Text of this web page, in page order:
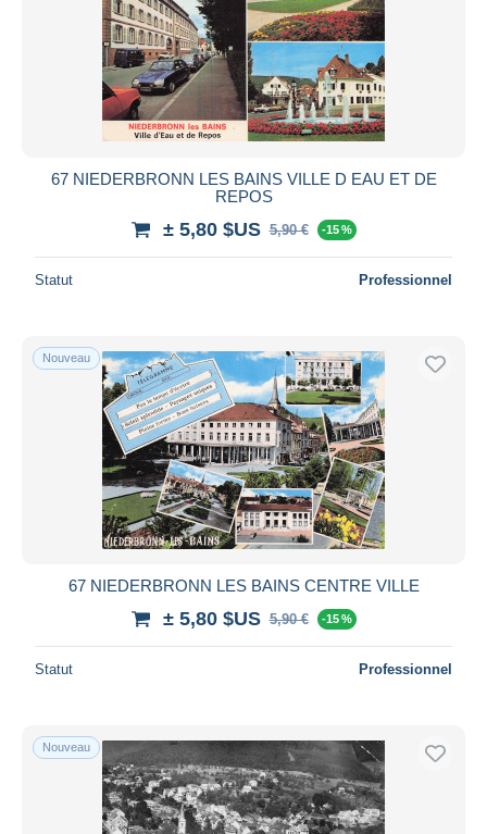
67 NIEDERBRONN LES BAINS VILLE D EAU ET DE
REPOS
± 5,80 $US 5,90 € -15 %
Statut Professionnel
Nouveau
67 NIEDERBRONN LES BAINS CENTRE VILLE
± 5,80 $US 5,90 € -15 %
Statut Professionnel
Nouveau